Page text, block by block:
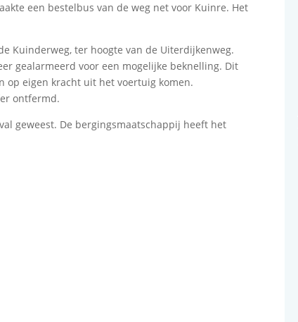
een bestelbus van de weg net voor Kuinre. Het
Kuinderweg, ter hoogte van de Uiterdijkenweg.
gealarmeerd voor een mogelijke beknelling. Dit
op eigen kracht uit het voertuig komen.
ontfermd.
geweest. De bergingsmaatschappij heeft het